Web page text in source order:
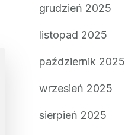
grudzień 2025
listopad 2025
październik 2025
wrzesień 2025
sierpień 2025